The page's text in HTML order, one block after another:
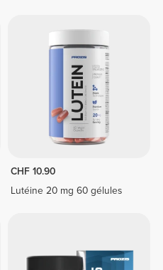
CHF 10.90
Lutéine 20 mg 60 gélules